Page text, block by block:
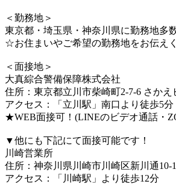
＜勤務地＞
東京都・埼玉県・神奈川県に勤務地多
☆お住まいやご希望の勤務地をお伝え
＜面接地＞
大真綜合警備保障株式会社
住所：東京都立川市柴崎町2-7-6 さかえ
アクセス：「立川駅」南口より徒歩5分
★WEB面接可！(LINEのビデオ通話・
▼他にも下記にて面接可能です！
川崎営業所
住所：神奈川県川崎市川崎区新川通10-
アクセス：「川崎駅」より徒歩12分